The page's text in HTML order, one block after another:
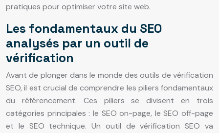
pratiques pour optimiser votre site web.
Les fondamentaux du SEO
analysés par un outil de
vérification
Avant de plonger dans le monde des outils de vérification
SEO, il est crucial de comprendre les piliers fondamentaux
du référencement. Ces piliers se divisent en trois
catégories principales : le SEO on-page, le SEO off-page
et le SEO technique. Un outil de vérification SEO va